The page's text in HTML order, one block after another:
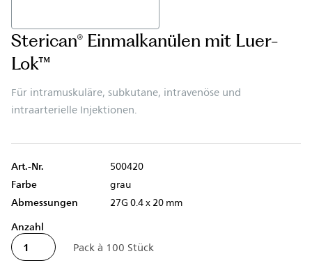
Sterican® Einmalkanülen mit Luer-
Lok™
Für intramuskuläre, subkutane, intravenöse und
intraarterielle Injektionen.
Art.-Nr.
500420
Farbe
grau
Abmessungen
27G 0.4 x 20 mm
Anzahl